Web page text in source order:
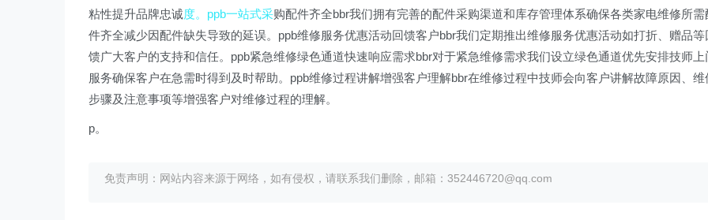
粘性提升品牌忠诚度。ppb一站式采购配件齐全bbr我们拥有完善的配件采购渠道和库存管理体系确保各类家电维修所需
件齐全减少因配件缺失导致的延误。ppb维修服务优惠活动回馈客户bbr我们定期推出维修服务优惠活动如打折、赠品等
馈广大客户的支持和信任。ppb紧急维修绿色通道快速响应需求bbr对于紧急维修需求我们设立绿色通道优先安排技师上
服务确保客户在急需时得到及时帮助。ppb维修过程讲解增强客户理解bbr在维修过程中技师会向客户讲解故障原因、维
步骤及注意事项等增强客户对维修过程的理解。
p。
免责声明：网站内容来源于网络，如有侵权，请联系我们删除，邮箱：352446720@qq.com